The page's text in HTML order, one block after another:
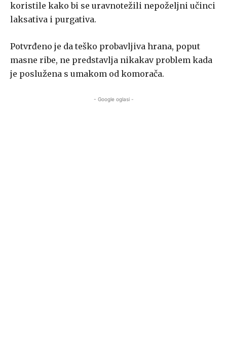
koristile kako bi se uravnotežili nepoželjni učinci
laksativa i purgativa.
Potvrđeno je da teško probavljiva hrana, poput
masne ribe, ne predstavlja nikakav problem kada
je poslužena s umakom od komorača.
- Google oglasi -